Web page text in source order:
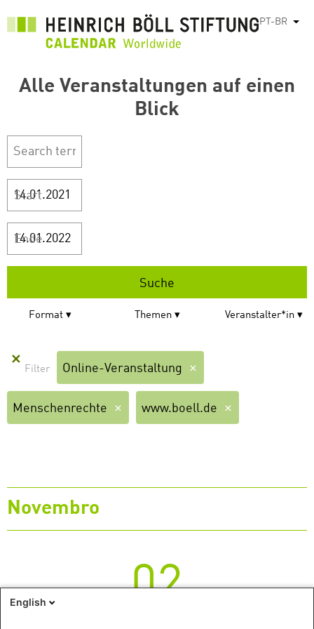
principal
PT-BR
Alle Veranstaltungen auf einen
Blick
Start
Ende
Format Themen Veranstalter*in
✕
Online-Veranstaltung
Menschenrechte www.boell.de
Novembro
02
English